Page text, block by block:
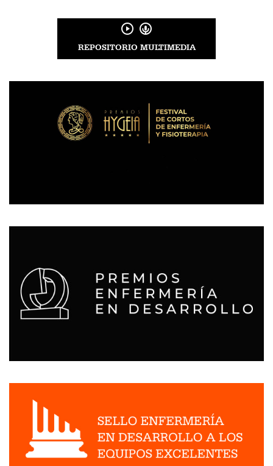
REPOSITORIO MULTIMEDIA